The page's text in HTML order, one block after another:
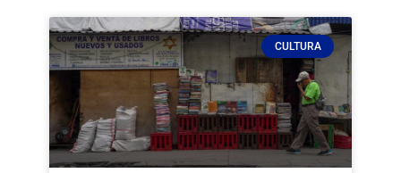
CULTURA